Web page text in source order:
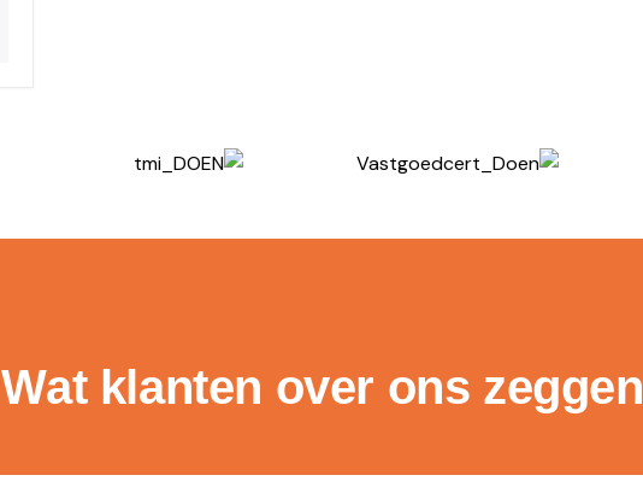
Wat klanten over ons zeggen